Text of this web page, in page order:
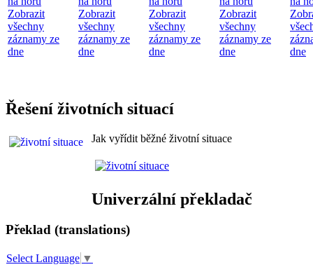
Zobrazit
všechny
záznamy ze
dne
Zobrazit
všechny
záznamy ze
dne
Zobrazit
všechny
záznamy ze
dne
Zobrazit
všechny
záznamy ze
dne
dne
Řešení životních situací
Jak vyřídit běžné životní situace
Univerzální překladač
Překlad (translations)
Select Language ▼